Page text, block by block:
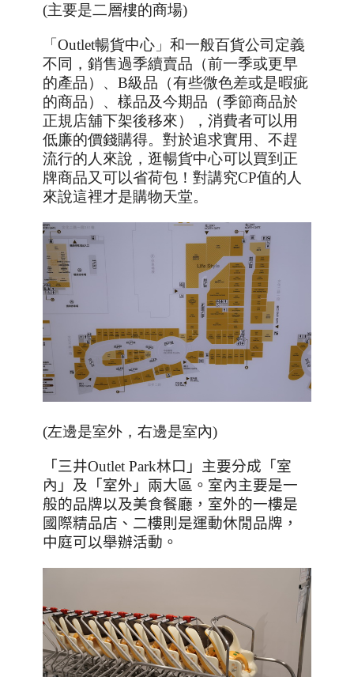
(主要是二層樓的商場)
「 Outlet暢貨中心」和一般百貨公司定義
不同，銷售過季續賣品（前一季或更早
的產品）、 B級品（有些微色差或是暇疵
的商品）、樣品及今期品（季節商品於
正規店舖下架後移來），消費者可以用
低廉的價錢購得。對於追求實用、不趕
流行的人來說，逛暢貨中心可以買到正
牌商品又可以省荷包！對講究CP值的人
來說這裡才是購物天堂。
(左邊是室外，右邊是室內)
「三井Outlet Park林口」主要分成「室
內」及「室外」兩大區。室內主要是一
般的品牌以及美食餐廳，室外的一樓是
國際精品店、二樓則是運動休閒品牌，
中庭可以舉辦活動。